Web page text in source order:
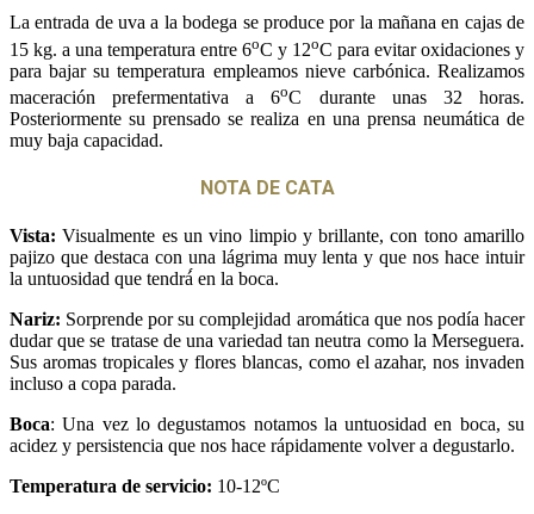
La entrada de uva a la bodega se produce por la mañana en cajas de
15 kg. a una temperatura entre 6oC y 12oC para evitar oxidaciones y
para bajar su temperatura empleamos nieve carbónica. Realizamos
maceración prefermentativa a 6oC durante unas 32 horas.
Posteriormente su prensado se realiza en una prensa neumática de
muy baja capacidad.
NOTA DE CATA
Vista: Visualmente es un vino limpio y brillante, con tono amarillo
pajizo que destaca con una lágrima muy lenta y que nos hace intuir
la untuosidad que tendrá́ en la boca.
Nariz: Sorprende por su complejidad aromática que nos podía hacer
dudar que se tratase de una variedad tan neutra como la Merseguera.
Sus aromas tropicales y flores blancas, como el azahar, nos invaden
incluso a copa parada.
Boca: Una vez lo degustamos notamos la untuosidad en boca, su
acidez y persistencia que nos hace rápidamente volver a degustarlo.
Temperatura de servicio: 10-12ºC